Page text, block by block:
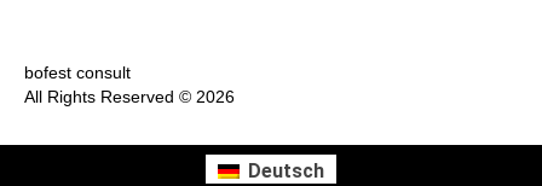
bofest consult
All Rights Reserved © 2026
Deutsch